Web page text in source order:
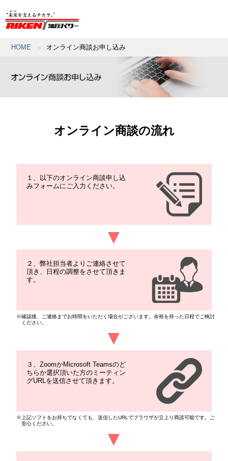
HOME オンライン商談お申し込み
オンライン商談の流れ
１、以下のオンライン商談申し込
みフォームにご入力ください。
▼
２、弊社担当者よりご連絡させて
頂き、日程の調整をさせて頂きま
す。
※確認後、ご連絡までお時間をいただく場合がございます。余裕を持った日程でご検討
ください。
▼
３、ZoomかMicrosoft Teamsのど
ちらか選択頂いた方のミーティン
グURLを送信させて頂きます。
※上記ソフトをお持ちでなくても、送信したURLでブラウザが立上り商談可能です。ご
安心ください。
▼